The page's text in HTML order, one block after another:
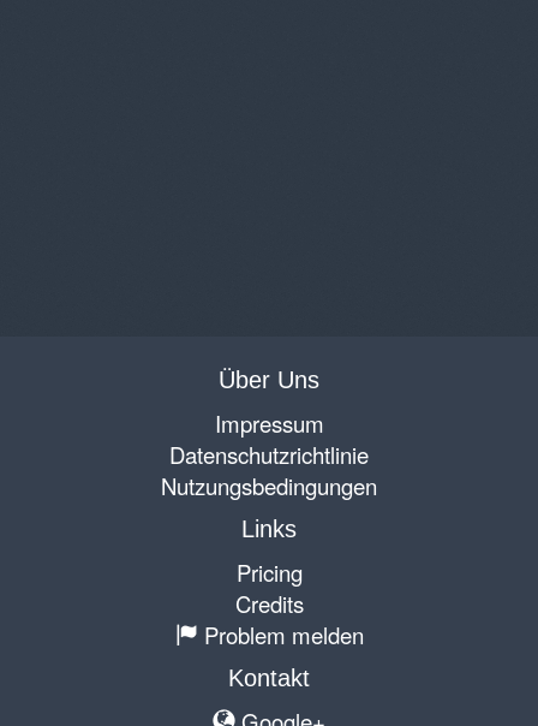
Über Uns
Impressum
Datenschutzrichtlinie
Nutzungsbedingungen
Links
Pricing
Credits
Problem melden
Kontakt